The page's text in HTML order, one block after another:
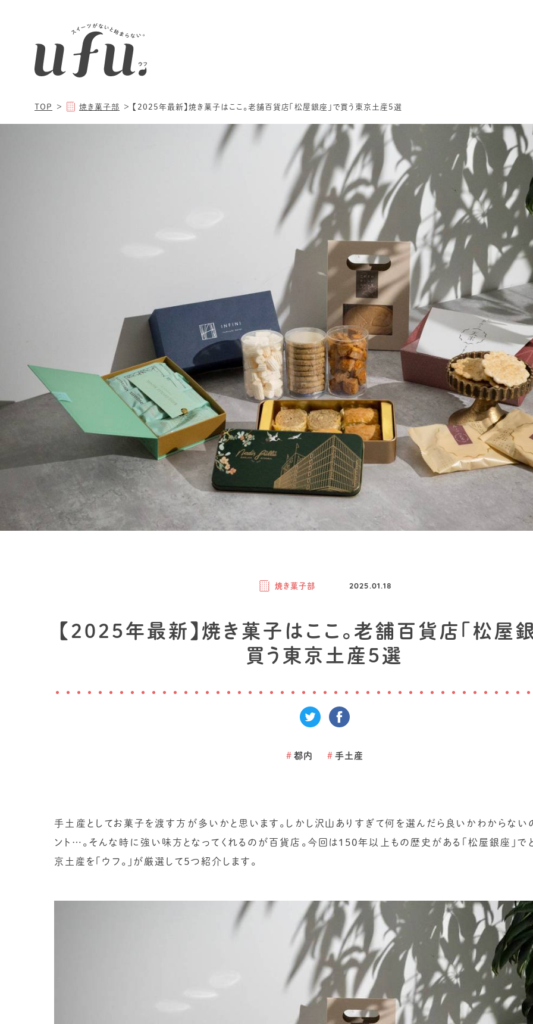
TOP 焼き菓子部 【2025年最新】焼き菓子はここ。老舗百貨店「松屋銀座」で買う東京土産5選
焼き菓子部 2025.01.18
【2025年最新】焼き菓子はここ。老舗百貨店「松屋
買う東京土産5選
# 都内 # 手土産
手土産としてお菓子を渡す方が多いかと思います。しかし沢山ありすぎて何を選んだら良いかわからない
ント…。そんな時に強い味方となってくれるのが百貨店。今回は150年以上もの歴史がある「松屋銀座」で
京土産を「ウフ。」が厳選して５つ紹介します。